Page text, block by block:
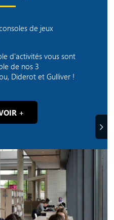
de jeux
d'activités vous sont
de nos 3
Diderot et Gulliver !
+